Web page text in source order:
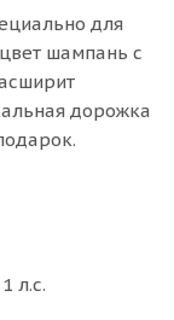
для
шампань с
дорожка
л.с.